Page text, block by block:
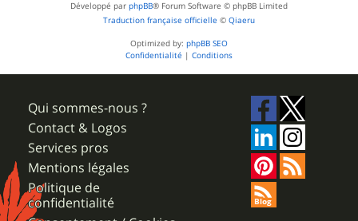
Développé par phpBB® Forum Software © phpBB Limited
Traduction française officielle © Qiaeru
Optimized by: phpBB SEO
Confidentialité | Conditions
Qui sommes-nous ?
Contact & Logos
Services pros
Mentions légales
Politique de
confidentialité